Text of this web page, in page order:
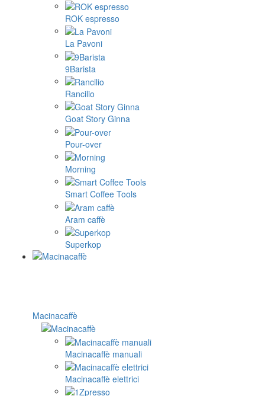
ROK espresso
La Pavoni
9Barista
Rancilio
Goat Story Ginna
Pour-over
Morning
Smart Coffee Tools
Aram caffè
Superkop
Macinacaffè
Macinacaffè manuali
Macinacaffè elettrici